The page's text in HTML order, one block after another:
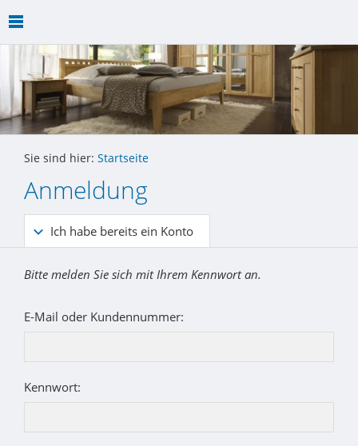
Sie sind hier: Startseite
Anmeldung
Ich habe bereits ein Konto
Bitte melden Sie sich mit Ihrem Kennwort an.
E-Mail oder Kundennummer:
Kennwort: